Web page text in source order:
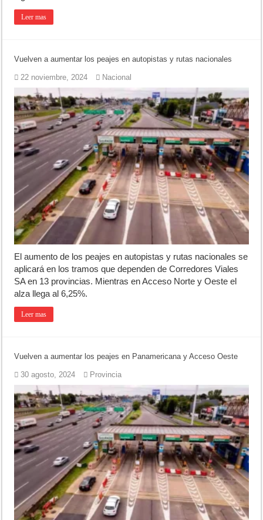
Leer mas
Vuelven a aumentar los peajes en autopistas y rutas nacionales
22 noviembre, 2024 Nacional
El aumento de los peajes en autopistas y rutas nacionales se
aplicará en los tramos que dependen de Corredores Viales
SA en 13 provincias. Mientras en Acceso Norte y Oeste el
alza llega al 6,25%.
Leer mas
Vuelven a aumentar los peajes en Panamericana y Acceso Oeste
30 agosto, 2024 Provincia